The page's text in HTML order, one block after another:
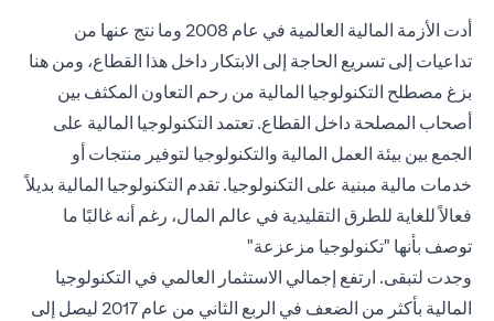
أدت الأزمة المالية العالمية في عام 2008 وما نتج عنها من
تداعيات إلى تسريع الحاجة إلى الابتكار داخل هذا القطاع، ومن هنا
بزغ مصطلح التكنولوجيا المالية من رحم التعاون المكثف بين
أصحاب المصلحة داخل القطاع. تعتمد التكنولوجيا المالية على
الجمع بين بيئة العمل المالية والتكنولوجيا لتوفير منتجات أو
خدمات مالية مبنية على التكنولوجيا. تقدم التكنولوجيا المالية بديلاً
فعالاً للغاية للطرق التقليدية في عالم المال، رغم أنه غالبًا ما
توصف بأنها "تكنولوجيا مزعزعة"
وجدت لتبقى. ارتفع إجمالي الاستثمار العالمي في التكنولوجيا
المالية بأكثر من الضعف في الربع الثاني من عام 2017 ليصل إلى